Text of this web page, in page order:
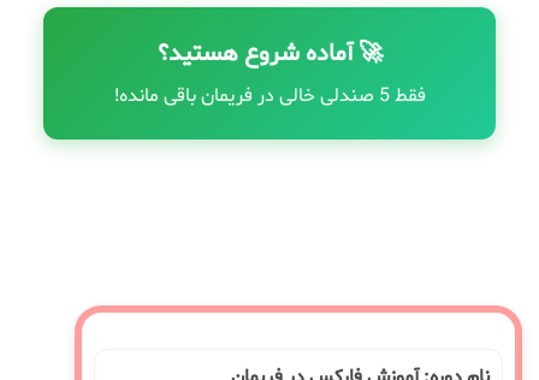
🚀 آماده شروع هستید؟
فقط 5 صندلی خالی در فریمان باقی مانده!